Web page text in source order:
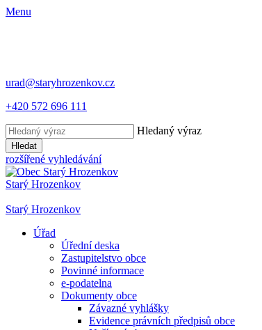
Menu
urad@staryhrozenkov.cz
+420 572 696 111
Hledaný výraz
Hledat
rozšířené vyhledávání
Starý Hrozenkov
Starý Hrozenkov
Úřad
Úřední deska
Zastupitelstvo obce
Povinné informace
e-podatelna
Dokumenty obce
Závazné vyhlášky
Evidence právních předpisů obce